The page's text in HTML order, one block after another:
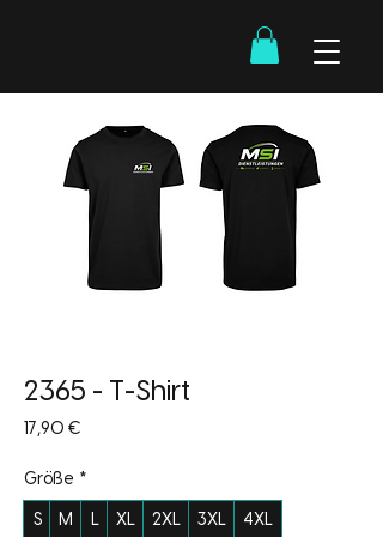
2365 - T-Shirt
17,90 €
Größe *
S M L XL 2XL 3XL 4XL